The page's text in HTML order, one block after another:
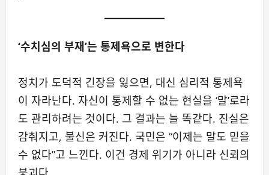
‘수치심의 부재’는 통제욕으로 변한다
정치가 도덕적 긴장을 잃으면, 대신 심리적 통제욕
이 자라난다. 자신이 통제할 수 없는 현실을 ‘말’로라
도 관리하려는 것이다. 그 결과는 늘 똑같다. 진실은
감춰지고, 불신은 커진다. 국민은 “이제는 말도 믿을
수 없다”고 느낀다. 이건 경제 위기가 아니라 신뢰의